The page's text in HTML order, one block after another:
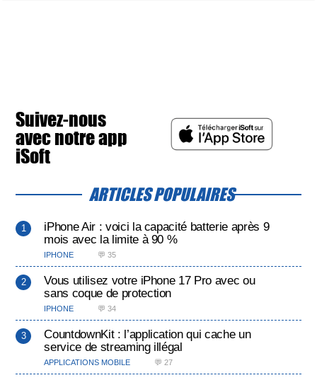
Suivez-nous
avec notre app
iSoft
ARTICLES POPULAIRES
iPhone Air : voici la capacité batterie après 9
mois avec la limite à 90 %
IPHONE 💬 35
Vous utilisez votre iPhone 17 Pro avec ou
sans coque de protection
IPHONE 💬 34
CountdownKit : l’application qui cache un
service de streaming illégal
APPLICATIONS MOBILE 💬 27